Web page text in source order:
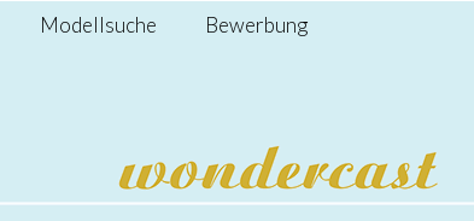
Modellsuche Bewerbung